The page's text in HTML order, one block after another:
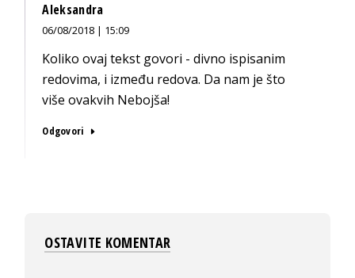
Aleksandra
06/08/2018 | 15:09
Koliko ovaj tekst govori - divno ispisanim
redovima, i između redova. Da nam je što
više ovakvih Nebojša!
Odgovori
OSTAVITE KOMENTAR